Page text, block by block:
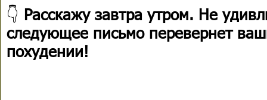
👇 Расскажу завтра утром. Не
следующее письмо перевернет
похудении!